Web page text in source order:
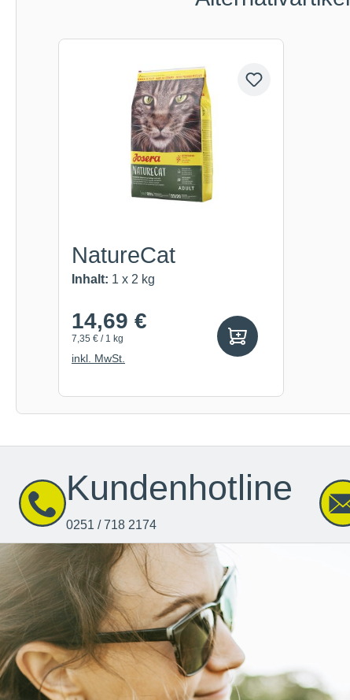
Produktgalerie überspringen
NatureCat
Inhalt: 1 x 2 kg
14,69 €
7,35 € / 1 kg
inkl. MwSt.
Kundenhotline
0251 / 718 2174